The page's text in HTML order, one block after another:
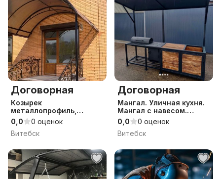
Договорная
Козырек
металлопрофиль,
металлочерепица
0,0
0 оценок
Витебск
Договорная
Мангал. Уличная кухня.
Мангал с навесом.
Кованный мангал. На
заказ.
0,0
0 оценок
Витебск